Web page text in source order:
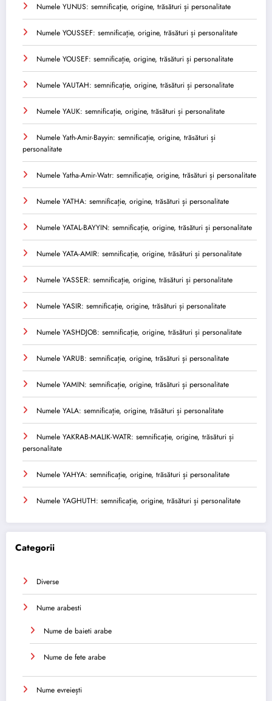
Numele YUNUS: semnificație, origine, trăsături și personalitate
Numele YOUSSEF: semnificație, origine, trăsături și personalitate
Numele YOUSEF: semnificație, origine, trăsături și personalitate
Numele YAUTAH: semnificație, origine, trăsături și personalitate
Numele YAUK: semnificație, origine, trăsături și personalitate
Numele Yath-Amir-Bayyin: semnificație, origine, trăsături și
personalitate
Numele Yatha-Amir-Watr: semnificație, origine, trăsături și personalitate
Numele YATHA: semnificație, origine, trăsături și personalitate
Numele YATAL-BAYYIN: semnificație, origine, trăsături și personalitate
Numele YATA-AMIR: semnificație, origine, trăsături și personalitate
Numele YASSER: semnificație, origine, trăsături și personalitate
Numele YASIR: semnificație, origine, trăsături și personalitate
Numele YASHDJOB: semnificație, origine, trăsături și personalitate
Numele YARUB: semnificație, origine, trăsături și personalitate
Numele YAMIN: semnificație, origine, trăsături și personalitate
Numele YALA: semnificație, origine, trăsături și personalitate
Numele YAKRAB-MALIK-WATR: semnificație, origine, trăsături și
personalitate
Numele YAHYA: semnificație, origine, trăsături și personalitate
Numele YAGHUTH: semnificație, origine, trăsături și personalitate
Categorii
Diverse
Nume arabesti
Nume de baieti arabe
Nume de fete arabe
Nume evreiești